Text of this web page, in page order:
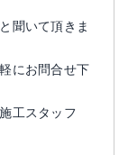
聞いて頂きま
にお問合せ下
工スタッフ